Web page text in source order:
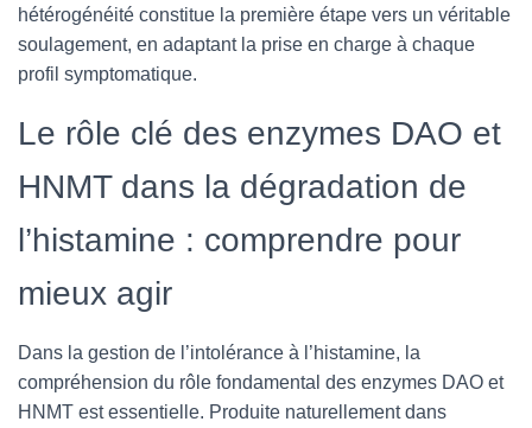
hétérogénéité constitue la première étape vers un véritable
soulagement, en adaptant la prise en charge à chaque
profil symptomatique.
Le rôle clé des enzymes DAO et
HNMT dans la dégradation de
l’histamine : comprendre pour
mieux agir
Dans la gestion de l’intolérance à l’histamine, la
compréhension du rôle fondamental des enzymes DAO et
HNMT est essentielle. Produite naturellement dans